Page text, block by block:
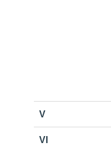
V
VI